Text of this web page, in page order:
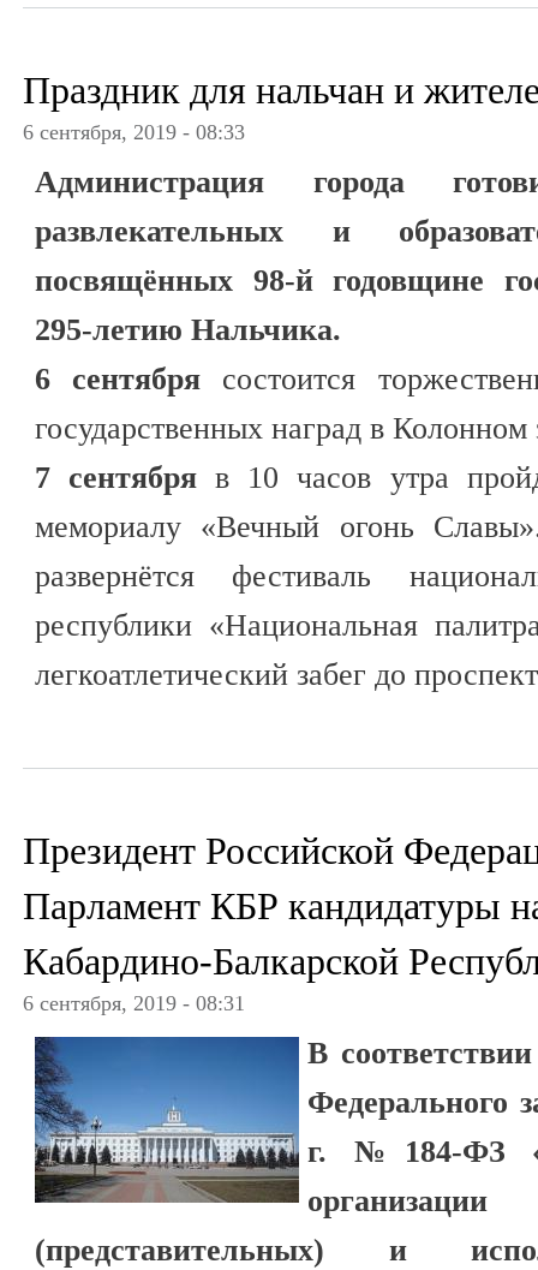
Праздник для нальчан и
6 сентября, 2019 - 08:33
Администрация города
развлекательных и
посвящённых 98-й годовщине
295-летию Нальчика.
6 сентября состоится
государственных наград в
7 сентября в 10 часов утра
мемориалу «Вечный огонь
развернётся фестиваль
республики «Национальная
легкоатлетический забег до
Президент Российской
Парламент КБР кандидатуры
Кабардино-Балкарской
6 сентября, 2019 - 08:31
В
Федерального
г. №184-ФЗ
(представительных) и